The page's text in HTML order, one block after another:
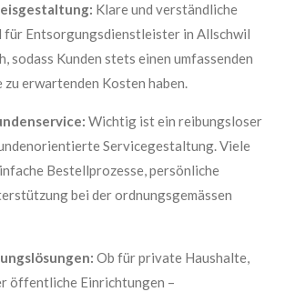
Klare und verständliche
für Entsorgungsdienstleister in Allschwil
sodass Kunden stets einen umfassenden
zu erwartenden Kosten haben.
Wichtig ist ein reibungsloser
Servicegestaltung. Viele
Bestellprozesse, persönliche
bei der ordnungsgemässen
Ob für private Haushalte,
öffentliche Einrichtungen –